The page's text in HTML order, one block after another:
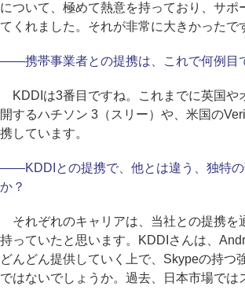
について、極めて熱意を持っており、サポ
てくれました。それが非常に大きかったで
――携帯事業者との提携は、これで何例目
KDDIは3番目ですね。これまでに英国や
開するハチソン 3（スリー）や、米国の
携しています。
――KDDIとの提携で、他とは違う、独特の
か？
それぞれのキャリアは、当社との提携を
持っていたと思います。KDDIさんは、
どんどん提供していく上で、Skypeの持つ
ではないでしょうか。過去、日本市場では